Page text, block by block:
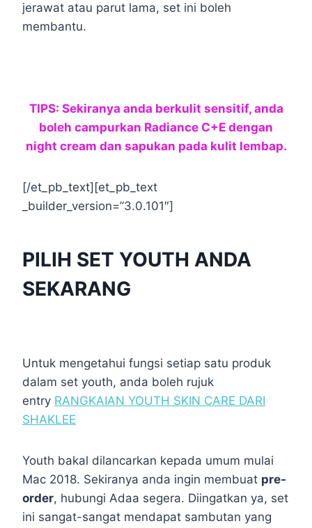
jerawat atau parut lama, set ini boleh
membantu.
TIPS: Sekiranya anda berkulit sensitif, anda
boleh campurkan Radiance C+E dengan
night cream dan sapukan pada kulit lembap.
[/et_pb_text][et_pb_text
_builder_version=”3.0.101″]
PILIH SET YOUTH ANDA
SEKARANG
Untuk mengetahui fungsi setiap satu produk
dalam set youth, anda boleh rujuk
entry RANGKAIAN YOUTH SKIN CARE DARI
SHAKLEE
Youth bakal dilancarkan kepada umum mulai
Mac 2018. Sekiranya anda ingin membuat pre-
order, hubungi Adaa segera. Diingatkan ya, set
ini sangat-sangat mendapat sambutan yang